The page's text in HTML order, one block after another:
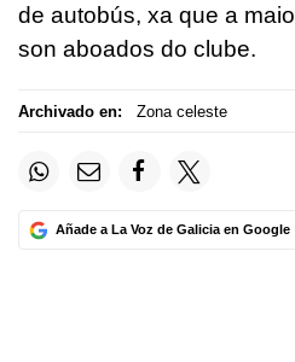
de autobús, xa que a
son aboados do clube.
Archivado en: Zona celeste
Añade a La Voz de Galicia en Google